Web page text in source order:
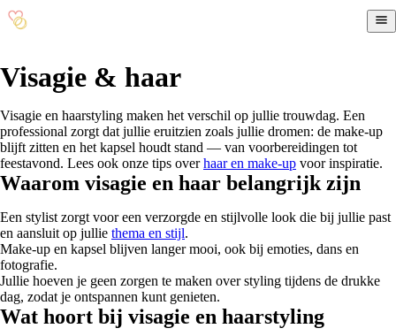
Visagie & haar
Visagie en haarstyling maken het verschil op jullie trouwdag. Een
professional zorgt dat jullie eruitzien zoals jullie dromen: de make-up
blijft zitten en het kapsel houdt stand — van voorbereidingen tot
feestavond. Lees ook onze tips overhaar en make-up voor inspiratie.
Waarom visagie en haar belangrijk zijn
Een stylist zorgt voor een verzorgde en stijlvolle look die bij jullie past
en aansluit op jullie thema en stijl.
Make-up en kapsel blijven langer mooi, ook bij emoties, dans en
fotografie.
Jullie hoeven je geen zorgen te maken over styling tijdens de drukke
dag, zodat je ontspannen kunt genieten.
Wat hoort bij visagie en haarstyling